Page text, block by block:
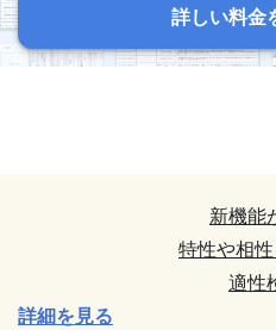
詳しい料金
詳しい料金
詳しい料金
新機能
特性や相
適性
詳細を見る